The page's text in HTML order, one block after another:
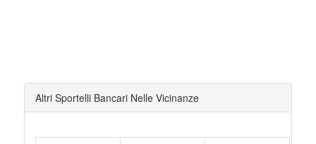
Altri Sportelli Bancari Nelle Vicinanze